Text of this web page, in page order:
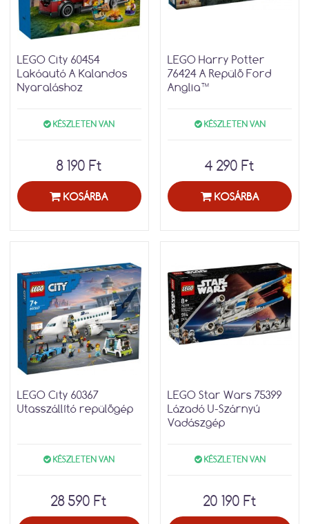
LEGO City 60454
Lakóautó A Kalandos
Nyaraláshoz
KÉSZLETEN VAN
8 190 Ft
KOSÁRBA
LEGO Harry Potter
76424 A Repülő Ford
Anglia™
KÉSZLETEN VAN
4 290 Ft
KOSÁRBA
LEGO City 60367
Utasszállító repülőgép
KÉSZLETEN VAN
28 590 Ft
LEGO Star Wars 75399
Lázadó U-Szárnyú
Vadászgép
KÉSZLETEN VAN
20 190 Ft